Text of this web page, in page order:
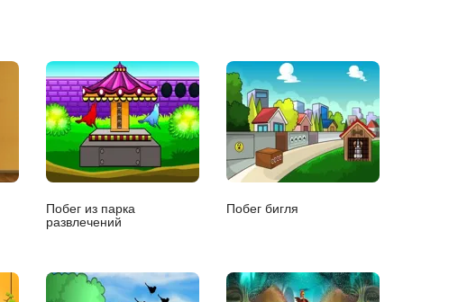
Побег из парка
развлечений
Побег бигля